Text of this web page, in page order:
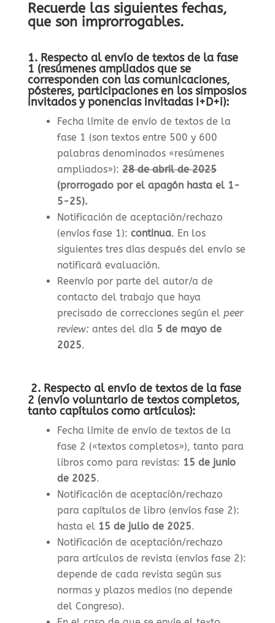
Recuerde las siguientes fechas,
que son improrrogables.
1. Respecto al envío de textos de la fase
1 (resúmenes ampliados que se
corresponden con las comunicaciones,
pósteres, participaciones en los simposios
invitados y ponencias invitadas I+D+i):
Fecha límite de envío de textos de la
fase 1 (son textos entre 500 y 600
palabras denominados «resúmenes
ampliados»):28 de abril de 2025
(prorrogado por el apagón hasta el 1-
5-25).
Notificación de aceptación/rechazo
(envíos fase 1): continua. En los
siguientes tres días después del envío se
notificará evaluación.
Reenvío por parte del autor/a de
contacto del trabajo que haya
precisado de correcciones según el peer
review: antes del día 5 de mayo de
2025.
2. Respecto al envío de textos de la fase
2 (envío voluntario de textos completos,
tanto capítulos como artículos):
Fecha límite de envío de textos de la
fase 2 («textos completos»), tanto para
libros como para revistas: 15 de junio
de 2025.
Notificación de aceptación/rechazo
para capítulos de libro (envíos fase 2):
hasta el 15 de julio de 2025.
Notificación de aceptación/rechazo
para artículos de revista (envíos fase 2):
depende de cada revista según sus
normas y plazos medios (no depende
del Congreso).